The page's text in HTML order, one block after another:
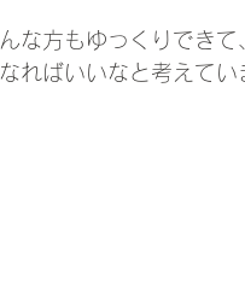
な方もゆっくりできて
ればいいなと考えてい